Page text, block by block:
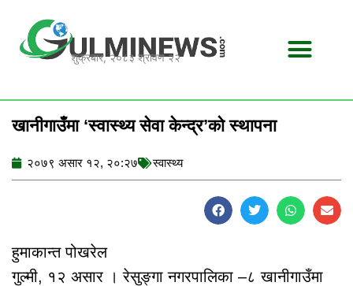
content
शुक्रबार, २०८३ श्रावण २२
खानीगाउँमा ‘स्वास्थ्य सेवा केन्द्र’को स्थापना
२०७९ असार १२, २०:२७ स्वास्थ्य
हुमाकान्त पोखरेल
गुल्मी, १२ असार । रेसुङ्गा नगरपालिका –८ खानीगाउँमा